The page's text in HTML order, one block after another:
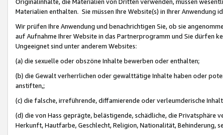
Materialien enthalten. Sie müssen Ihre Website(s) in Ihrer Anwendung
Wir prüfen Ihre Anwendung und benachrichtigen Sie, ob sie
auf Aufnahme Ihrer Website in das Partnerprogramm und Sie dürfen
Ungeeignet sind unter anderem Websites:
(a) die sexuelle oder obszöne Inhalte bewerben oder enthalten;
(b) die Gewalt verherrlichen oder gewalttätige Inhalte haben oder
anstiften,;
(c) die falsche, irreführende, diffamierende oder verleumderische
(d) die von Hass geprägte, belästigende, schädliche, die Privatsphäre
Herkunft, Hautfarbe, Geschlecht, Religion, Nationalität, Behinderung,